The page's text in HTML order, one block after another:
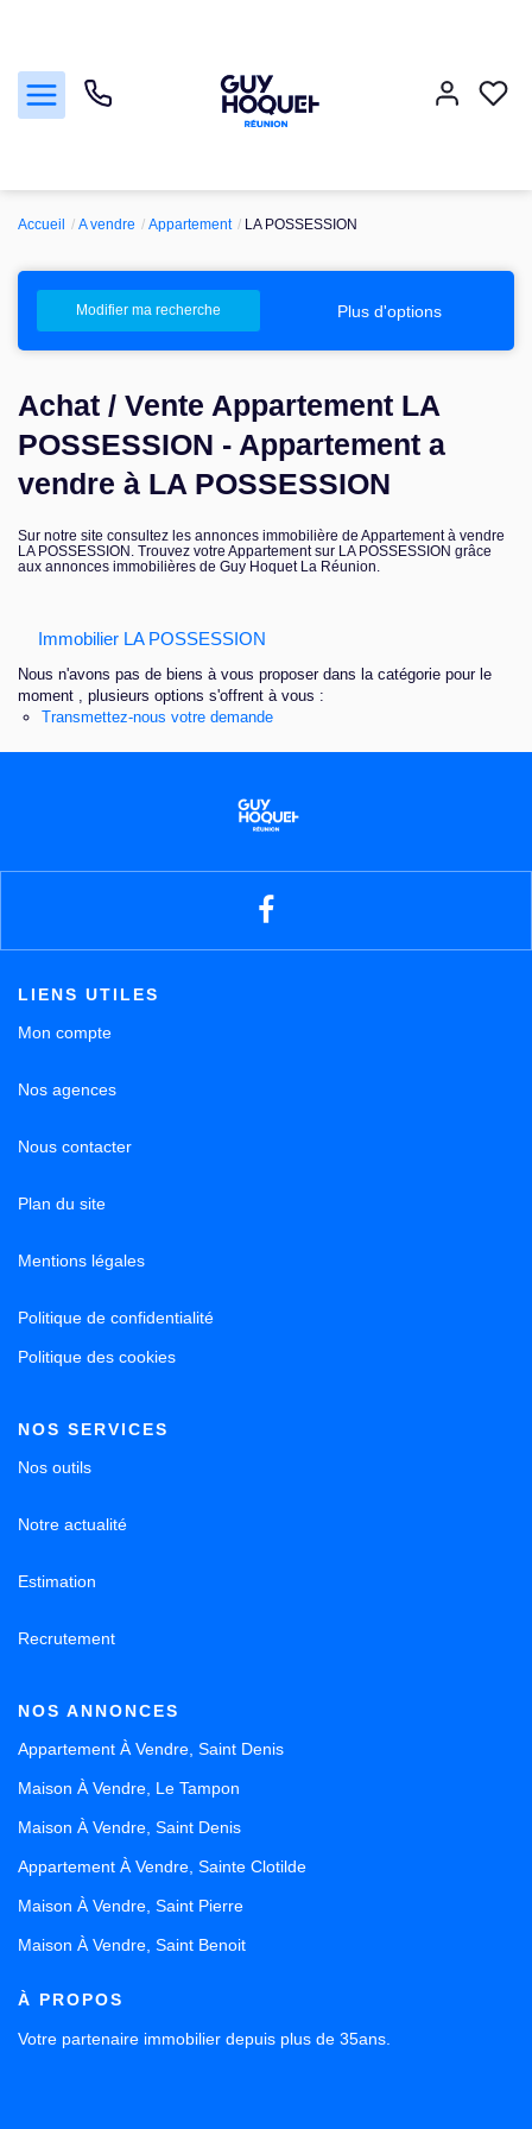
Vendre
Faire gérer
Nos agences
Nous contacter
Accueil A vendre Appartement LA POSSESSION
Modifier ma recherche Plus d'options
Achat / Vente Appartement LA
POSSESSION - Appartement a
vendre à LA POSSESSION
Sur notre site consultez les annonces immobilière de Appartement à vendre
LA POSSESSION. Trouvez votre Appartement sur LA POSSESSION grâce
aux annonces immobilières de Guy Hoquet La Réunion.
Immobilier LA POSSESSION
Nous n'avons pas de biens à vous proposer dans la catégorie pour le
moment , plusieurs options s'offrent à vous :
Transmettez-nous votre demande
LIENS UTILES
Mon compte
Nos agences
Nous contacter
Plan du site
Mentions légales
Politique de confidentialité
Politique des cookies
NOS SERVICES
Nos outils
Notre actualité
Estimation
Recrutement
NOS ANNONCES
Appartement À Vendre, Saint Denis
Maison À Vendre, Le Tampon
Maison À Vendre, Saint Denis
Appartement À Vendre, Sainte Clotilde
Maison À Vendre, Saint Pierre
Maison À Vendre, Saint Benoit
À PROPOS
Votre partenaire immobilier depuis plus de 35ans.